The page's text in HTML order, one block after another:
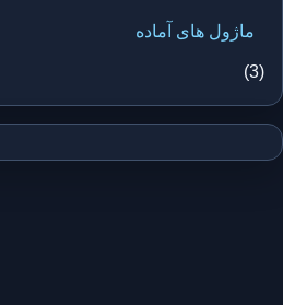
ماژول های آماده
(3)